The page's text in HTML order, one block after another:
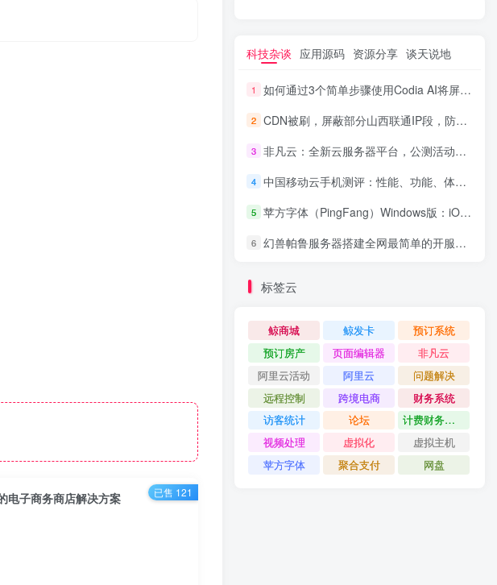
电子商务商店解决方案 已售 121
科技杂谈 应用源码 资源分享 谈天说地
1 如何通过3个简单步骤使用Codia AI将屏幕截图转换为可编辑的Figma设计
2 CDN被刷，屏蔽部分山西联通IP段，防范恶意流量攻击
3 非凡云：全新云服务器平台，公测活动盛大开启+注册即送免费洛杉矶服务器
4 中国移动云手机测评：性能、功能、体验全方位评估
5 苹方字体（PingFang）Windows版：iOS官方字体，包含6种字重，简繁港文全面优化
6 幻兽帕鲁服务器搭建全网最简单的开服windows系统
标签云
鲸商城 鲸发卡
预订系统
预订房产
页面编辑器
非凡云
阿里云活动
阿里云
问题解决
远程控制
跨境电商
财务系统
访客统计
论坛
计费财务系统
视频处理
虚拟化
虚拟主机
苹方字体
聚合支付 网盘